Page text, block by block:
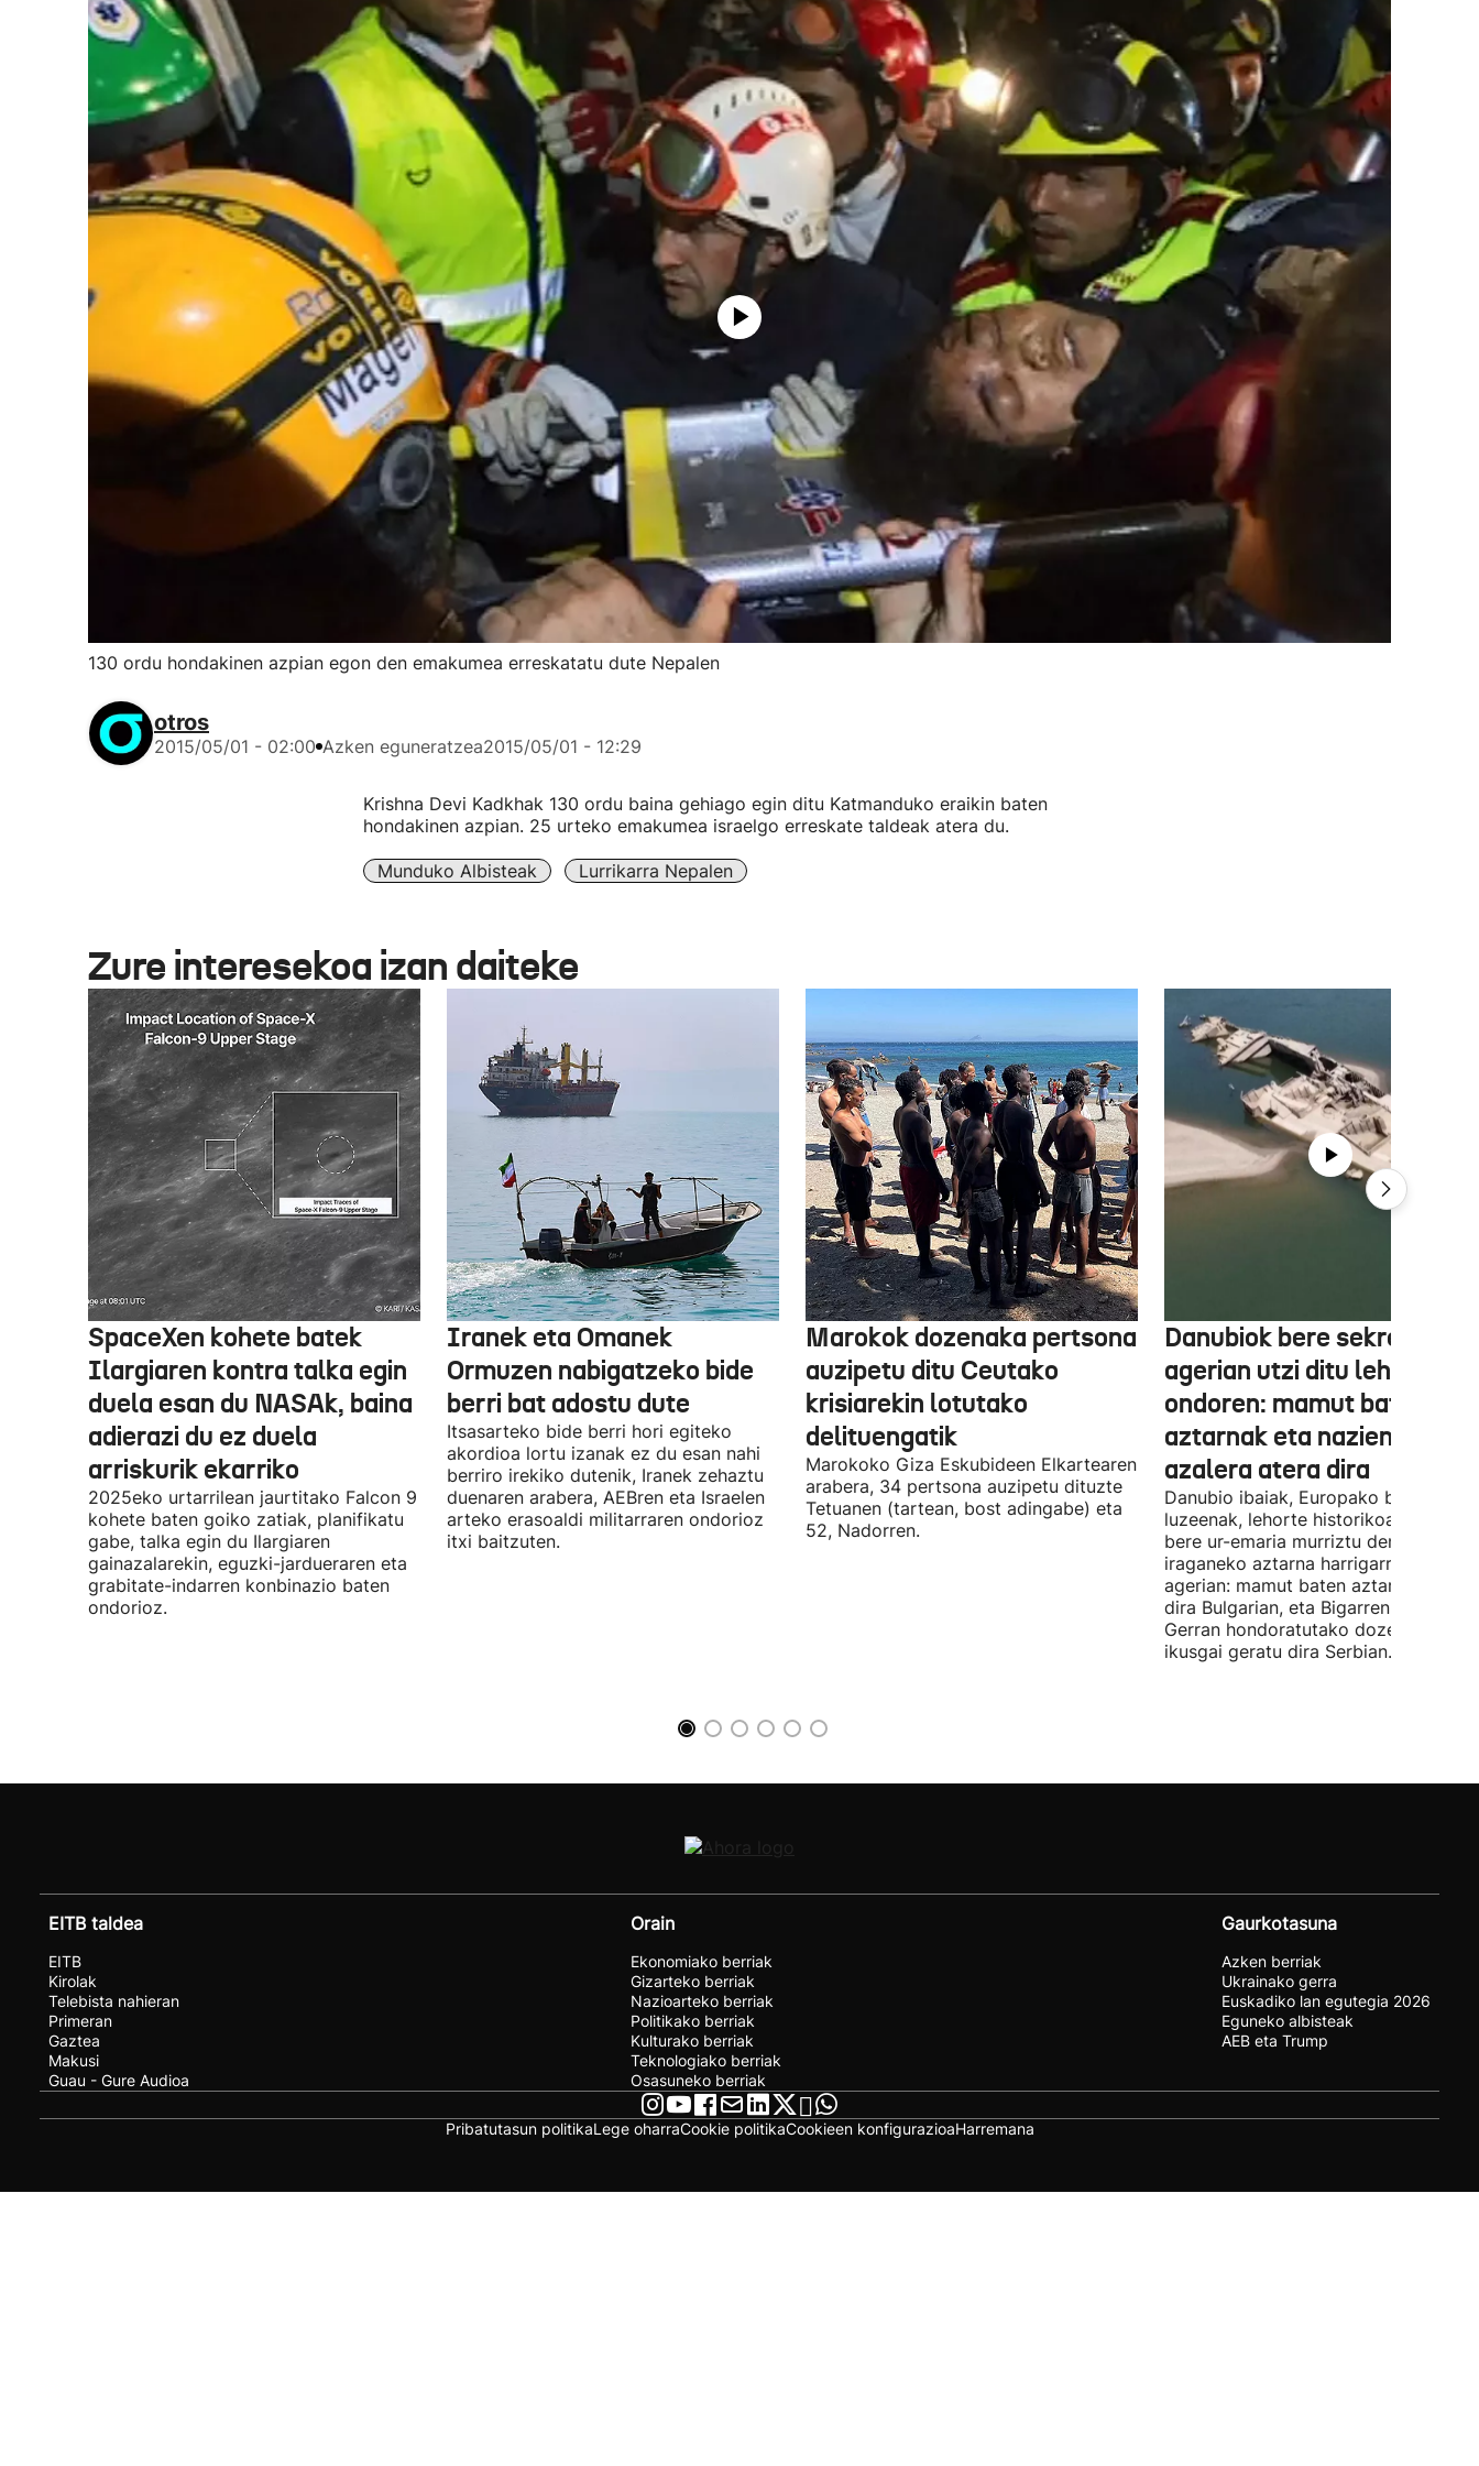
130 ordu hondakinen azpian egon den emakumea erreskatatu dute Nepalen
otros
2015/05/01 - 02:00 Azken eguneratzea2015/05/01 - 12:29
Krishna Devi Kadkhak 130 ordu baina gehiago egin ditu Katmanduko eraikin baten
hondakinen azpian. 25 urteko emakumea israelgo erreskate taldeak atera du.
Munduko Albisteak Lurrikarra Nepalen
Zure interesekoa izan daiteke
SpaceXen kohete batek
Ilargiaren kontra talka egin
duela esan du NASAk, baina
adierazi du ez duela
arriskurik ekarriko
2025eko urtarrilean jaurtitako Falcon 9
kohete baten goiko zatiak, planifikatu
gabe, talka egin du Ilargiaren
gainazalarekin, eguzki-jardueraren eta
grabitate-indarren konbinazio baten
ondorioz.
Iranek eta Omanek
Ormuzen nabigatzeko bide
berri bat adostu dute
Itsasarteko bide berri hori egiteko
akordioa lortu izanak ez du esan nahi
berriro irekiko dutenik, Iranek zehaztu
duenaren arabera, AEBren eta Israelen
arteko erasoaldi militarraren ondorioz
itxi baitzuten.
Marokok dozenaka pertsona
auzipetu ditu Ceutako
krisiarekin lotutako
delituengatik
Marokoko Giza Eskubideen Elkartearen
arabera, 34 pertsona auzipetu dituzte
Tetuanen (tartean, bost adingabe) eta
52, Nadorren.
Danubiok bere sekretuak
agerian utzi ditu
ondoren: mamut baten
aztarnak eta nazien
azalera atera dira
Danubio ibaiak, Europako bigarren
luzeenak, lehorte historikoa bizi du,
bere ur-emaria murriztu denez,
iraganeko aztarna harrigarriak utzi
agerian: mamut baten aztarnak
dira Bulgarian, eta Bigarren Mundu
Gerran hondoratutako dozenaka
ikusgai geratu dira Serbian.
EITB taldea
EITB
Kirolak
Telebista nahieran
Primeran
Gaztea
Makusi
Guau - Gure Audioa
Orain
Ekonomiako berriak
Gizarteko berriak
Nazioarteko berriak
Politikako berriak
Kulturako berriak
Teknologiako berriak
Osasuneko berriak
Gaurkotasuna
Azken berriak
Ukrainako gerra
Euskadiko lan egutegia 2026
Eguneko albisteak
AEB eta Trump
Pribatutasun politikaLege oharraCookie politikaCookieen konfigurazioaHarremana